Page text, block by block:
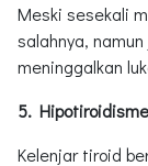
Meski sesekali
salahnya,
meninggalkan
5. Hipotiroidisme
Kelenjar tiroid